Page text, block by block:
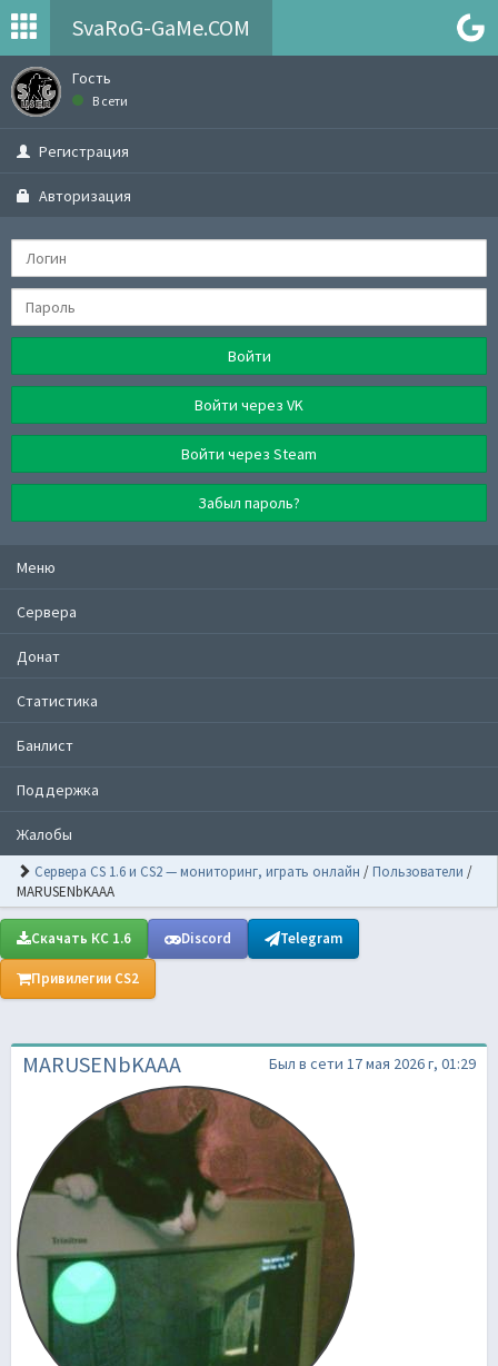
SvaRoG-GaMe.COM
Гость
В сети
Регистрация
Авторизация
Войти
Войти через VK
Войти через Steam
Забыл пароль?
Меню
Сервера
Донат
Статистика
Банлист
Поддержка
Жалобы
Сервера CS 1.6 и CS2 — мониторинг, играть онлайн / Пользователи /
MARUSENbKAAA
Скачать КС 1.6 Discord Telegram
Привилегии CS2
MARUSENbKAAA Был в сети 17 мая 2026 г, 01:29